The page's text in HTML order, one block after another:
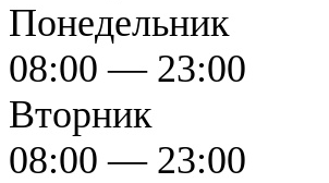
Понедельник
08:00 — 23:00
Вторник
08:00 — 23:00